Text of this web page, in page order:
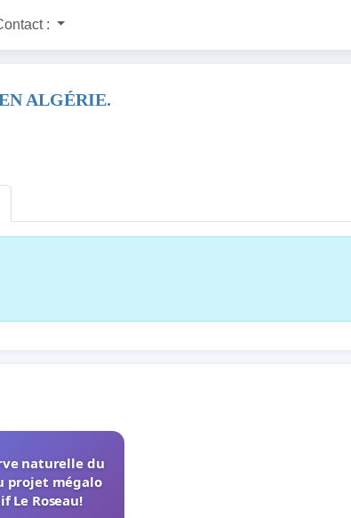
:
ALGÉRIE.
naturelle du
projet mégalo
Le Roseau!